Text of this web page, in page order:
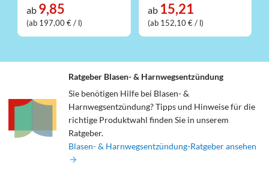
ab 9,85
(ab 197,00 € / l)
ab 15,21
(ab 152,10 € / l)
Ratgeber Blasen- & Harnwegsentzündung
Sie benötigen Hilfe bei Blasen- &
Harnwegsentzündung? Tipps und Hinweise für die
richtige Produktwahl finden Sie in unserem
Ratgeber.
Blasen- & Harnwegsentzündung-Ratgeber ansehen